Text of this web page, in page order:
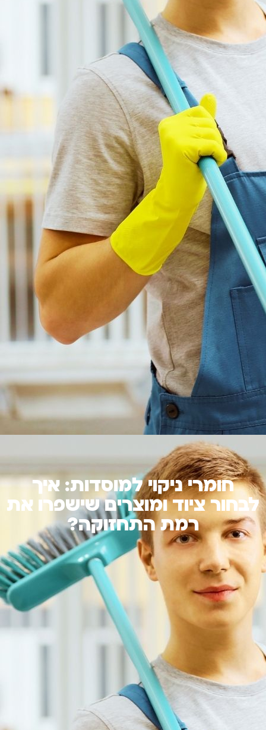
חומרי ניקוי למוסדות: איך
לבחור ציוד ומוצרים שישפרו את
רמת התחזוקה?